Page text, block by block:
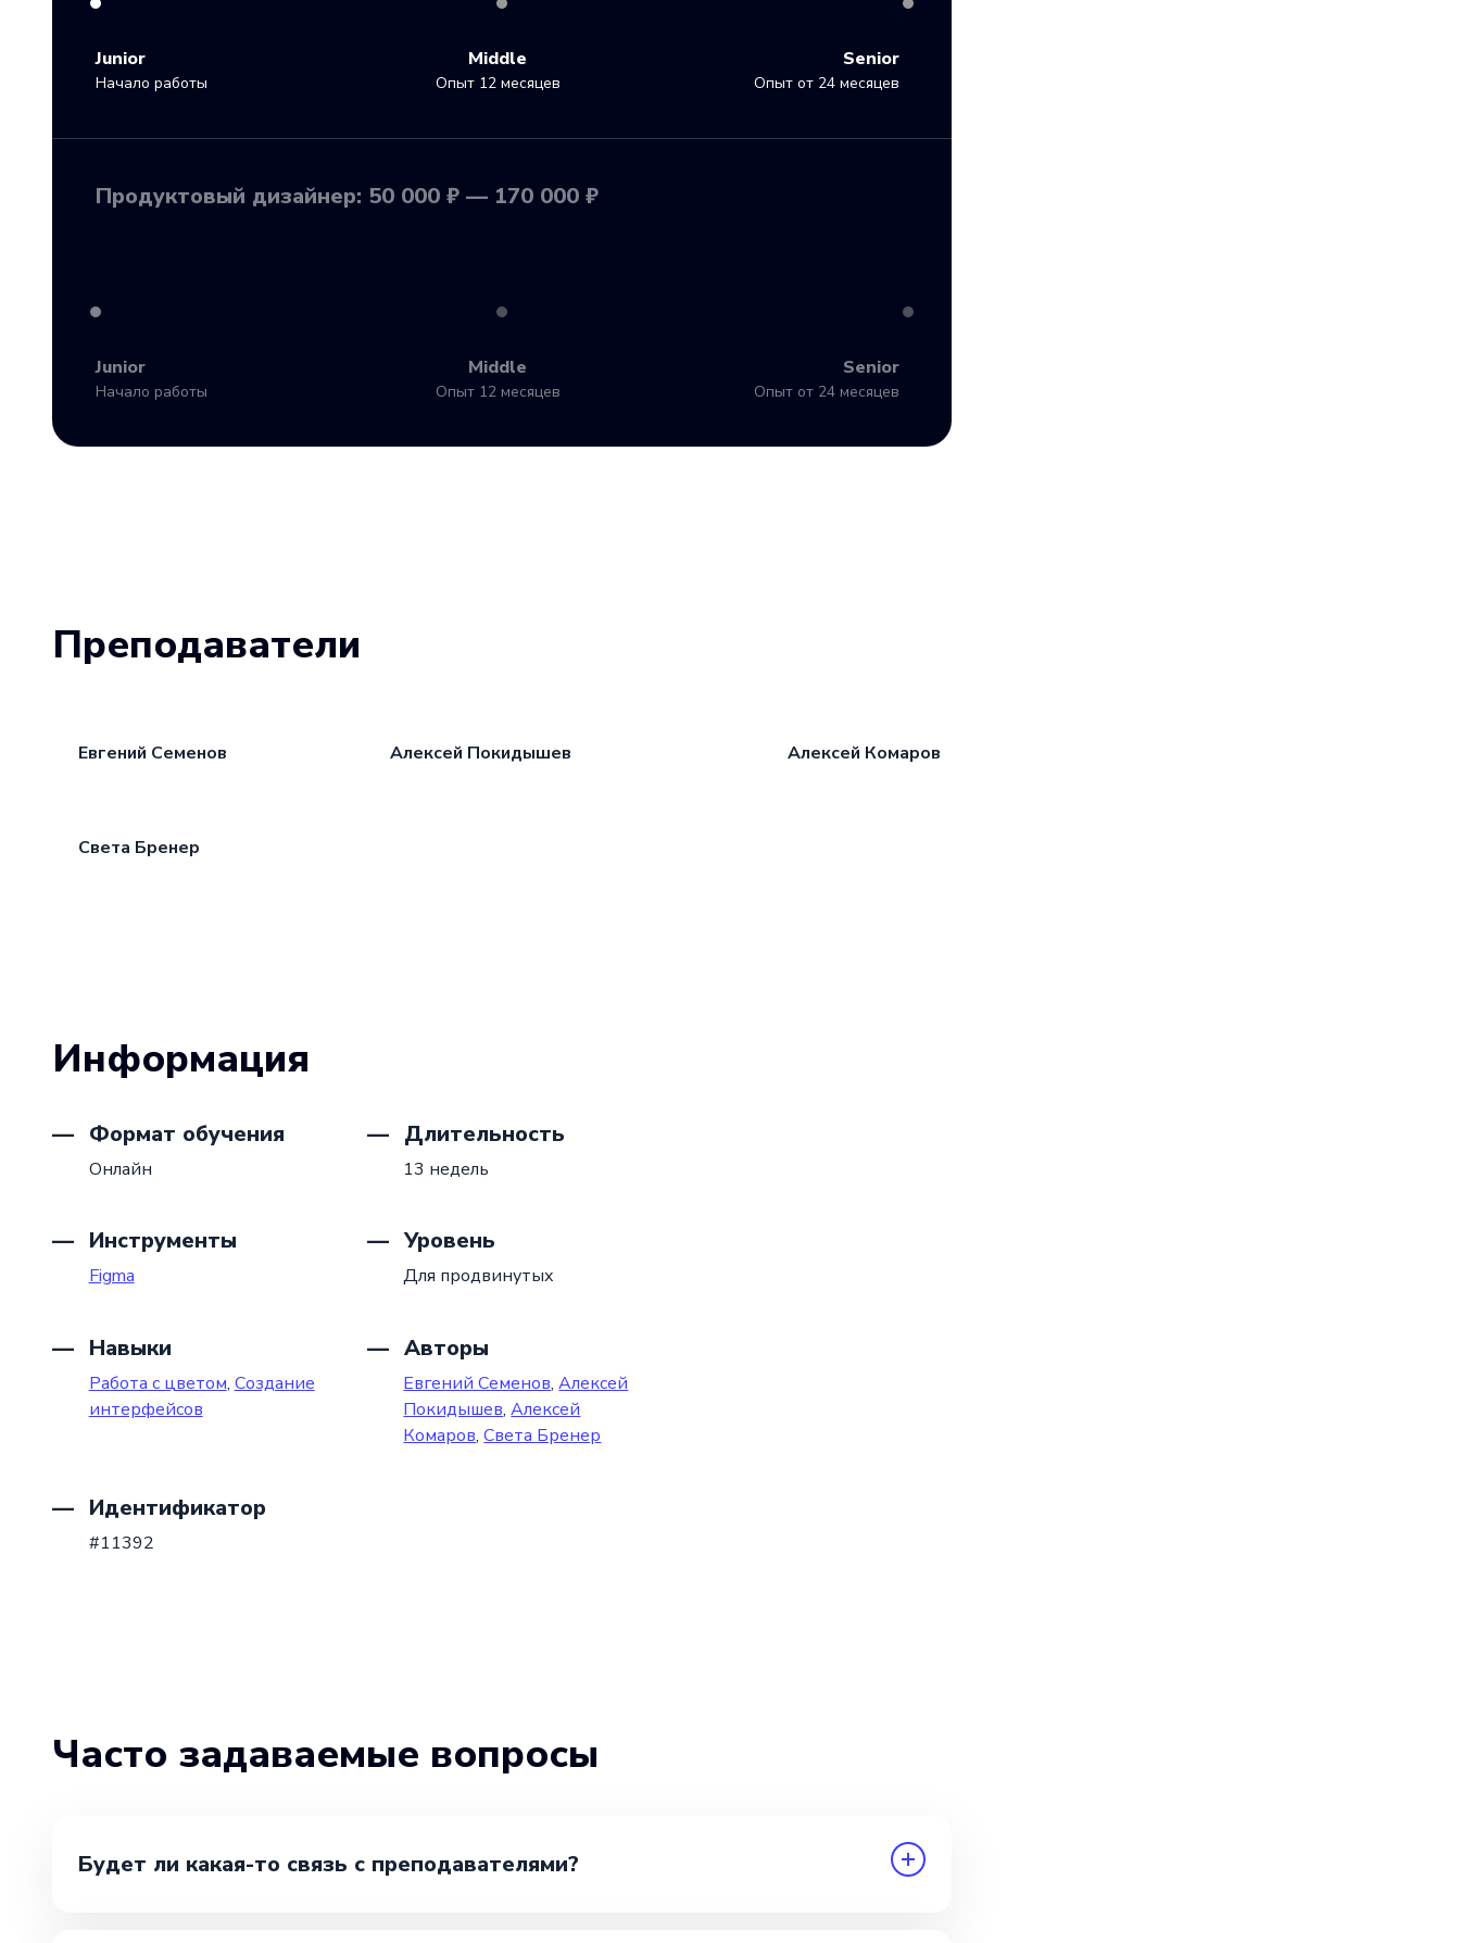
Junior
Начало работы
Middle
Опыт 12 месяцев
Senior
Опыт от 24 месяцев
Продуктовый дизайнер: 50 000 ₽ — 170 000 ₽
Junior
Начало работы
Middle
Опыт 12 месяцев
Senior
Опыт от 24 месяцев
Преподаватели
Евгений Семенов Алексей Покидышев Алексей Комаров
Света Бренер
Информация
Формат обучения
Онлайн
Длительность
13 недель
Инструменты
Figma
Уровень
Для продвинутых
Навыки
Работа с цветом, Создание
интерфейсов
Авторы
Евгений Семенов,Алексей
Покидышев,Алексей
Комаров,Света Бренер
Идентификатор
#11392
Часто задаваемые вопросы
Будет ли какая-то связь с преподавателями?